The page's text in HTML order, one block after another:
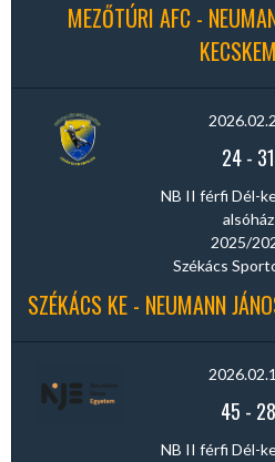
MEZŐTÚRI AFC -
24- 31
NB II férfi Dél-
alsóház
2025/
Székács
SZÉKÁCS KE - NEUMANN
45 - 28
NB II férfi Dél-